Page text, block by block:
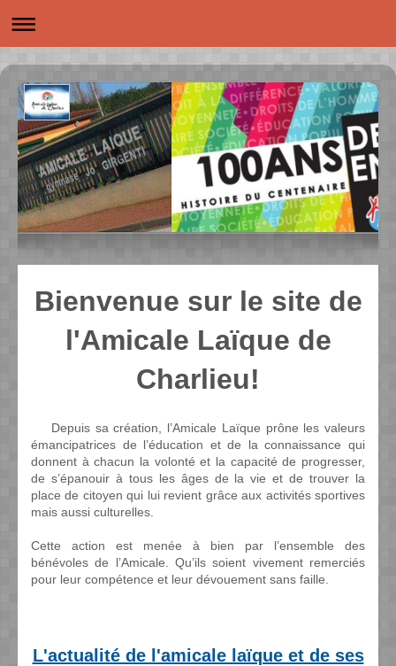
Bienvenue sur le site de
l'Amicale Laïque de
Charlieu!
Depuis sa création, l’Amicale Laïque prône les valeurs
émancipatrices de l’éducation et de la connaissance qui
donnent à chacun la volonté et la capacité de progresser,
de s’épanouir à tous les âges de la vie et de trouver la
place de citoyen qui lui revient grâce aux activités sportives
mais aussi culturelles.
Cette action est menée à bien par l’ensemble des
bénévoles de l’Amicale. Qu’ils soient vivement remerciés
pour leur compétence et leur dévouement sans faille.
L'actualité de l'amicale laïque et de ses